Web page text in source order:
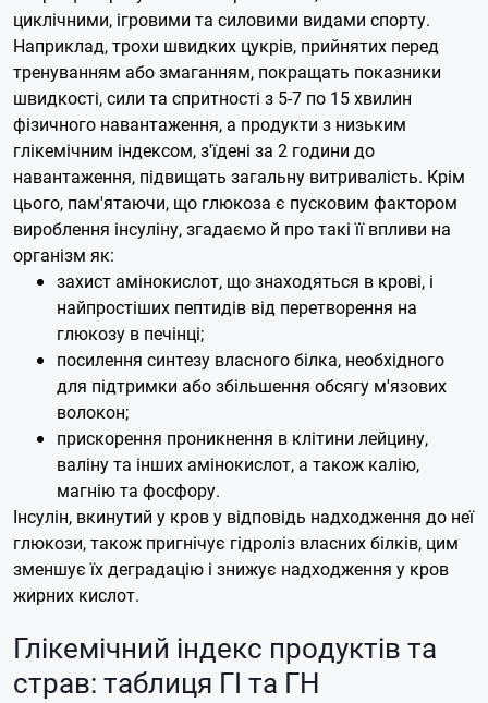
циклічними, ігровими та силовими видами спорту.
Наприклад, трохи швидких цукрів, прийнятих перед
тренуванням або змаганням, покращать показники
швидкості, сили та спритності з 5-7 по 15 хвилин
фізичного навантаження, а продукти з низьким
глікемічним індексом, з'їдені за 2 години до
навантаження, підвищать загальну витривалість. Крім
цього, пам'ятаючи, що глюкоза є пусковим фактором
вироблення інсуліну, згадаємо й про такі її впливи на
організм як:
захист амінокислот, що знаходяться в крові, і
найпростіших пептидів від перетворення на
глюкозу в печінці;
посилення синтезу власного білка, необхідного
для підтримки або збільшення обсягу м'язових
волокон;
прискорення проникнення в клітини лейцину,
валіну та інших амінокислот, а також калію,
магнію та фосфору.
Інсулін, вкинутий у кров у відповідь надходження до неї
глюкози, також пригнічує гідроліз власних білків, цим
зменшує їх деградацію і знижує надходження у кров
жирних кислот.
Глікемічний індекс продуктів та
страв: таблиця ГІ та ГН